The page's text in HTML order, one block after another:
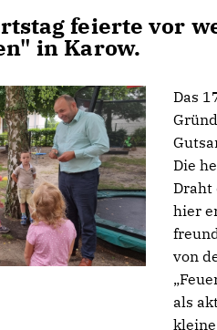
feierte vor
in Karow.
Das
Die
Draht
hier
von
als